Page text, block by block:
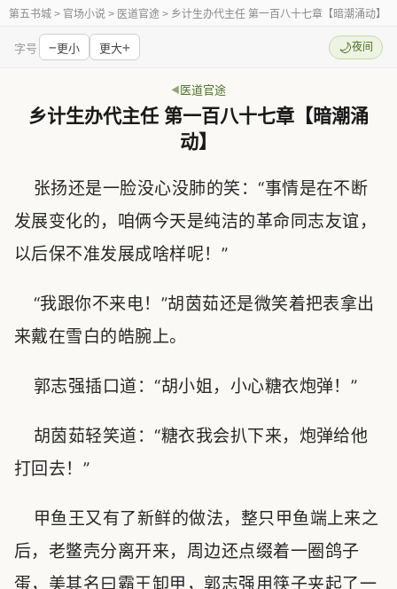
第五书城 > 官场小说 > 医道官途 > 乡计生办代主任 第一百八十七章【暗潮涌动】
字号 −更小 更大+ 🌙夜间
医道官途
乡计生办代主任 第一百八十七章【暗潮涌
动】
张扬还是一脸没心没肺的笑：“事情是在不断
发展变化的，咱俩今天是纯洁的革命同志友谊，
以后保不准发展成啥样呢！”
“我跟你不来电！”胡茵茹还是微笑着把表拿出
来戴在雪白的皓腕上。
郭志强插口道：“胡小姐，小心糖衣炮弹！”
胡茵茹轻笑道：“糖衣我会扒下来，炮弹给他
打回去！”
甲鱼王又有了新鲜的做法，整只甲鱼端上来之
后，老鳖壳分离开来，周边还点缀着一圈鸽子
蛋，美其名曰霸王卸甲，郭志强用筷子夹起了一